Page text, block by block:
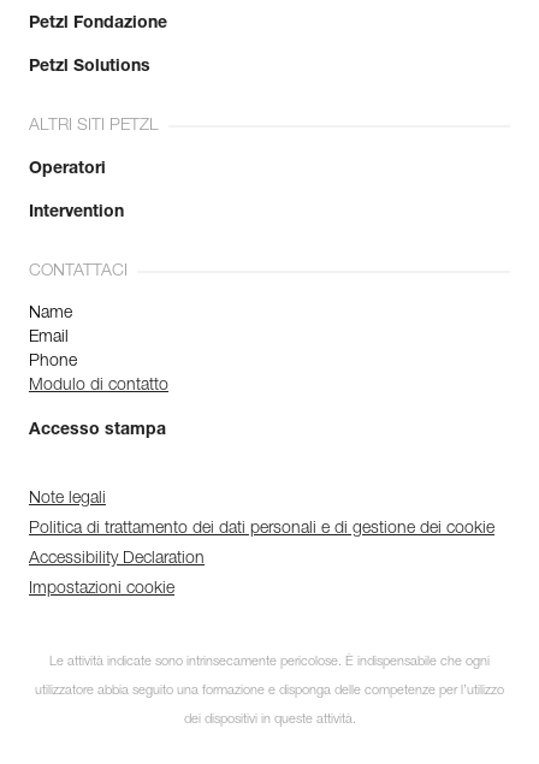
Scopri ePPEcentre
Semplifica il controllo e la
manutenzione dei tuoi DPI.
Petzl Fondazione
Petzl Solutions
ALTRI SITI PETZL
Operatori
Intervention
CONTATTACI
Name
Email
Phone
Modulo di contatto
Accesso stampa
Note legali
Politica di trattamento dei dati personali e di gestione dei cookie
Accessibility Declaration
Impostazioni cookie
Le attività indicate sono intrinsecamente pericolose. È indispensabile che ogni
utilizzatore abbia seguito una formazione e disponga delle competenze per l’utilizzo
dei dispositivi in queste attività.